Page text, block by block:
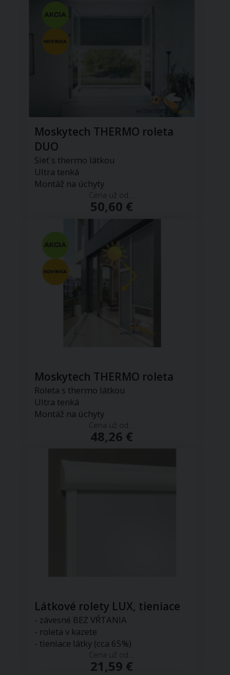
Moskytech THERMO roleta
DUO
Sieť s thermo látkou
Ultra tenká
Montáž na úchyty
Cena už od...
50,60 €
Moskytech THERMO roleta
Roleta s thermo látkou
Ultra tenká
Montáž na úchyty
Cena už od...
48,26 €
Látkové rolety LUX, tieniace
- závesné BEZ VŔTANIA
- roleta v kazete
- tieniace látky (cca 65%)
Cena už od...
21,59 €